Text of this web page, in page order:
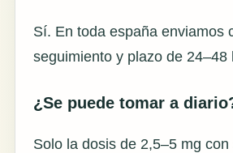
Sí. En toda españa enviamos
seguimiento y plazo de 24–48
¿Se puede tomar a
Solo la dosis de 2,5–5 mg con